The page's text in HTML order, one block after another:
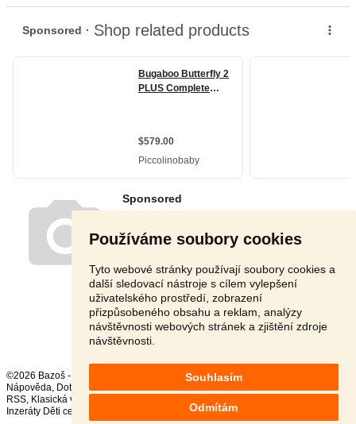
Používáme soubory cookies
Tyto webové stránky používají soubory cookies a
další sledovací nástroje s cílem vylepšení
uživatelského prostředí, zobrazení
přizpůsobeného obsahu a reklam, analýzy
návštěvnosti webových stránek a zjištění zdroje
návštěvnosti.
Souhlasím
Odmítám
Stránka: 1 2 3 Další
©2026 Bazoš -
Nápověda, Dotazy ,
,
RSS,
Inzeráty Děti celkem:
, za 24 hodin:3083